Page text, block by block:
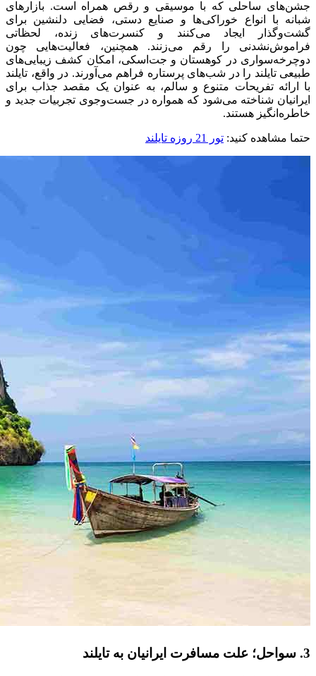
جشن‌های ساحلی که با موسیقی و رقص همراه است. بازارهای
شبانه با انواع خوراکی‌ها و صنایع دستی، فضایی دلنشین برای
گشت‌وگذار ایجاد می‌کنند و کنسرت‌های زنده، لحظاتی
فراموش‌نشدنی را رقم می‌زنند. همچنین، فعالیت‌هایی چون
دوچرخه‌سواری در کوهستان و جت‌اسکی، امکان کشف زیبایی‌های
طبیعی تایلند را در شب‌های پرستاره فراهم می‌آورند. در واقع، تایلند
با ارائه تفریحات متنوع و سالم، به عنوان یک مقصد جذاب برای
ایرانیان شناخته می‌شود که همواره در جست‌وجوی تجربیات جدید و
خاطره‌انگیز هستند.
حتما مشاهده کنید: تور 21 روزه تایلند
3. سواحل؛ علت مسافرت ایرانیان به تایلند